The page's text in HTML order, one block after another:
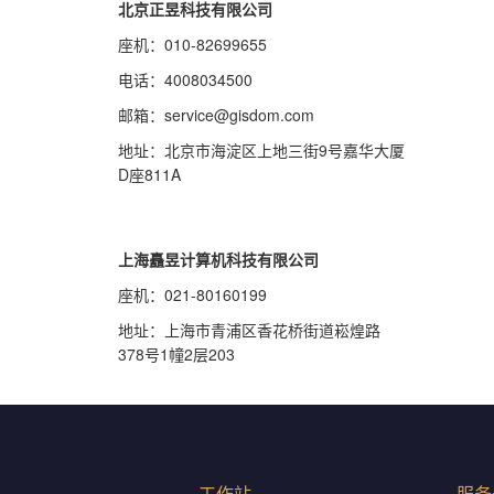
北京正昱科技有限公司
座机：010-82699655
电话：4008034500
邮箱：service@gisdom.com
地址：北京市海淀区上地三街9号嘉华大厦
D座811A
上海矗昱计算机科技有限公司
座机：021-80160199
地址：上海市青浦区香花桥街道崧煌路
378号1幢2层203